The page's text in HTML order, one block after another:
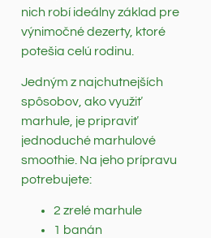
nich robí ideálny základ pre
výnimočné dezerty, ktoré
potešia celú rodinu.
Jedným z najchutnejších
spôsobov, ako využiť
marhule, je pripraviť
jednoduché marhulové
smoothie. Na jeho prípravu
potrebujete:
2 zrelé marhule
1 banán